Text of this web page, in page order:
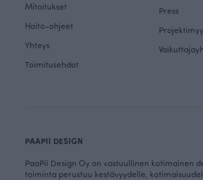
Mitoitukset
Hoito-ohjeet
Yhteys
Toimitusehdot
Press
PAAPII DESIGN
PaaPii Design Oy on vastuullinen kotimainen
toiminta perustuu kestävyydelle,